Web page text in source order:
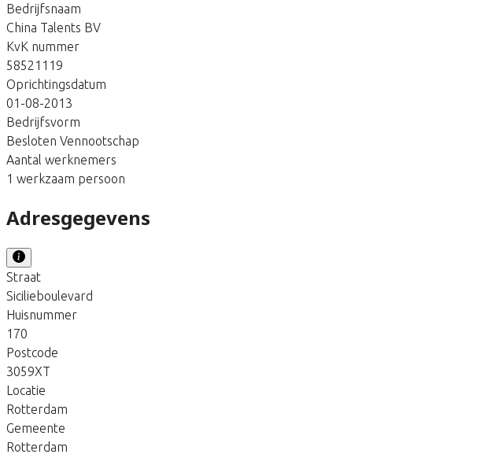
Bedrijfsnaam
China Talents BV
KvK nummer
58521119
Oprichtingsdatum
01-08-2013
Bedrijfsvorm
Besloten Vennootschap
Aantal werknemers
1 werkzaam persoon
Adresgegevens
Straat
Sicilieboulevard
Huisnummer
170
Postcode
3059XT
Locatie
Rotterdam
Gemeente
Rotterdam